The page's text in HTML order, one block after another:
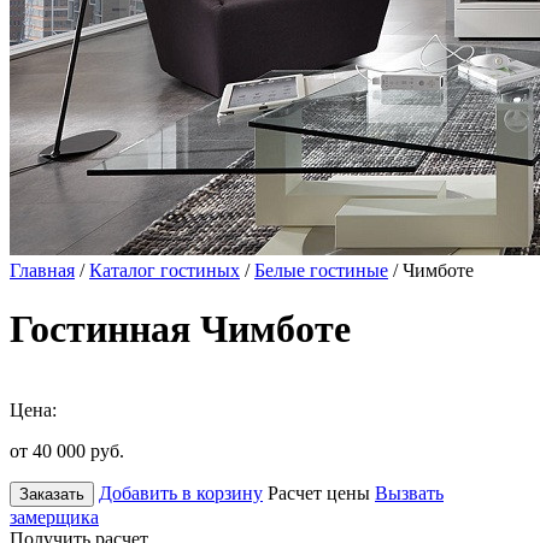
Главная /Каталог гостиных /Белые гостиные / Чимботе
Гостинная Чимботе
Цена:
от 40 000 руб.
Заказать Добавить в корзину Расчет цены Вызвать
замерщика
Получить расчет